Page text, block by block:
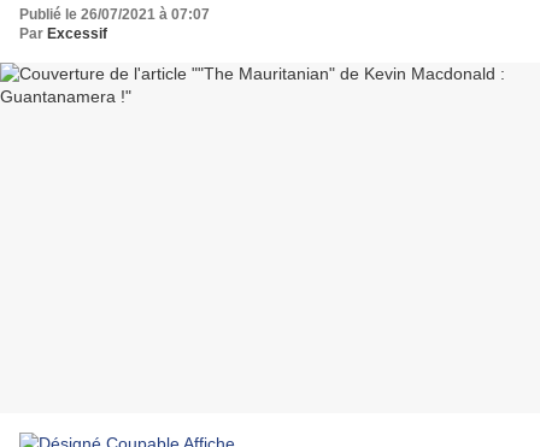
Publié le 26/07/2021 à 07:07
Par Excessif